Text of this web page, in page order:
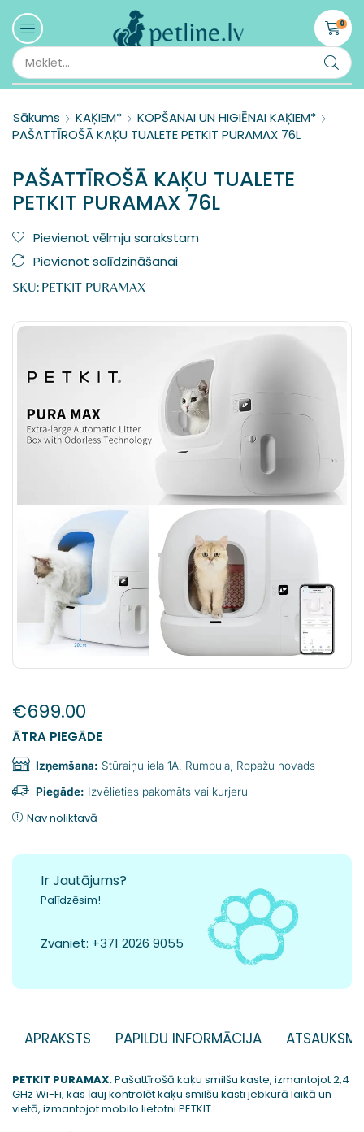
0
Sākums KAĶIEM*
KOPŠANAI UN HIGIĒNAI KAĶIEM*
PAŠATTĪROŠĀ KAĶU TUALETE PETKIT PURAMAX 76L
PAŠATTĪROŠĀ KAĶU TUALETE
PETKIT PURAMAX 76L
Pievienot vēlmju sarakstam
Pievienot salīdzināšanai
SKU: PETKIT PURAMAX
€699.00
ĀTRA PIEGĀDE
Izņemšana: Stūraiņu iela 1A, Rumbula, Ropažu novads
Piegāde: Izvēlieties pakomāts vai kurjeru
Nav noliktavā
Ir Jautājums?
Palīdzēsim!
Zvaniet: +371 2026 9055
APRAKSTS PAPILDU INFORMĀCIJA
PETKIT PURAMAX.Pašattīrošā kaķu smilšu kaste, izmantojot 2,4
GHz Wi-Fi, kas ļauj kontrolēt kaķu smilšu kasti jebkurā laikā un
vietā, izmantojot mobilo lietotni PETKIT.